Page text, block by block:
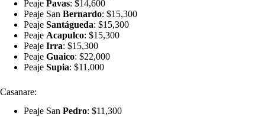
Peaje Pavas: $14,600
Peaje San Bernardo: $15,300
Peaje Santágueda: $15,300
Peaje Acapulco: $15,300
Peaje Irra: $15,300
Peaje Guaico: $22,000
Peaje Supia: $11,000
Casanare:
Peaje San Pedro: $11,300